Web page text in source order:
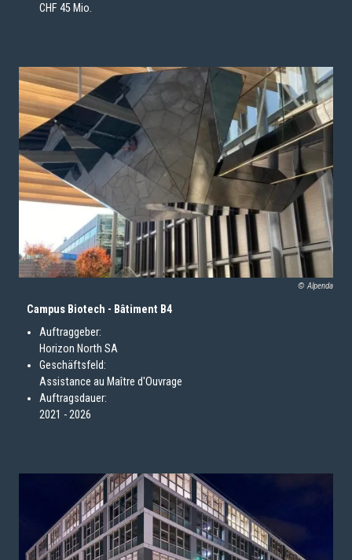
CHF 45 Mio.
© Alpenda
Campus Biotech - Bâtiment B4
Auftraggeber:
Horizon North SA
Geschäftsfeld:
Assistance au Maître d'Ouvrage
Auftragsdauer:
2021 - 2026